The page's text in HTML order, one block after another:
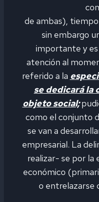
de ambas),
sin embargo
importante y
atención al
referido a la
se dedicará la
objeto social;
como el conjunto
se van a
empresarial. La
realizar- se por la
económico
o entrelazarse